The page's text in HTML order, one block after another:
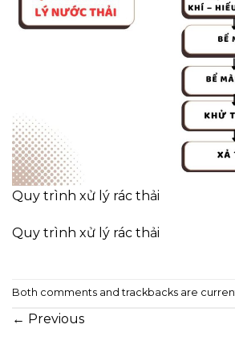
Quy trình xử lý rác thải
Quy trình xử lý rác thải
Both comments and trackbacks are
← Previous